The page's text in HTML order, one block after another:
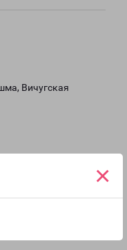
×
Вичугская